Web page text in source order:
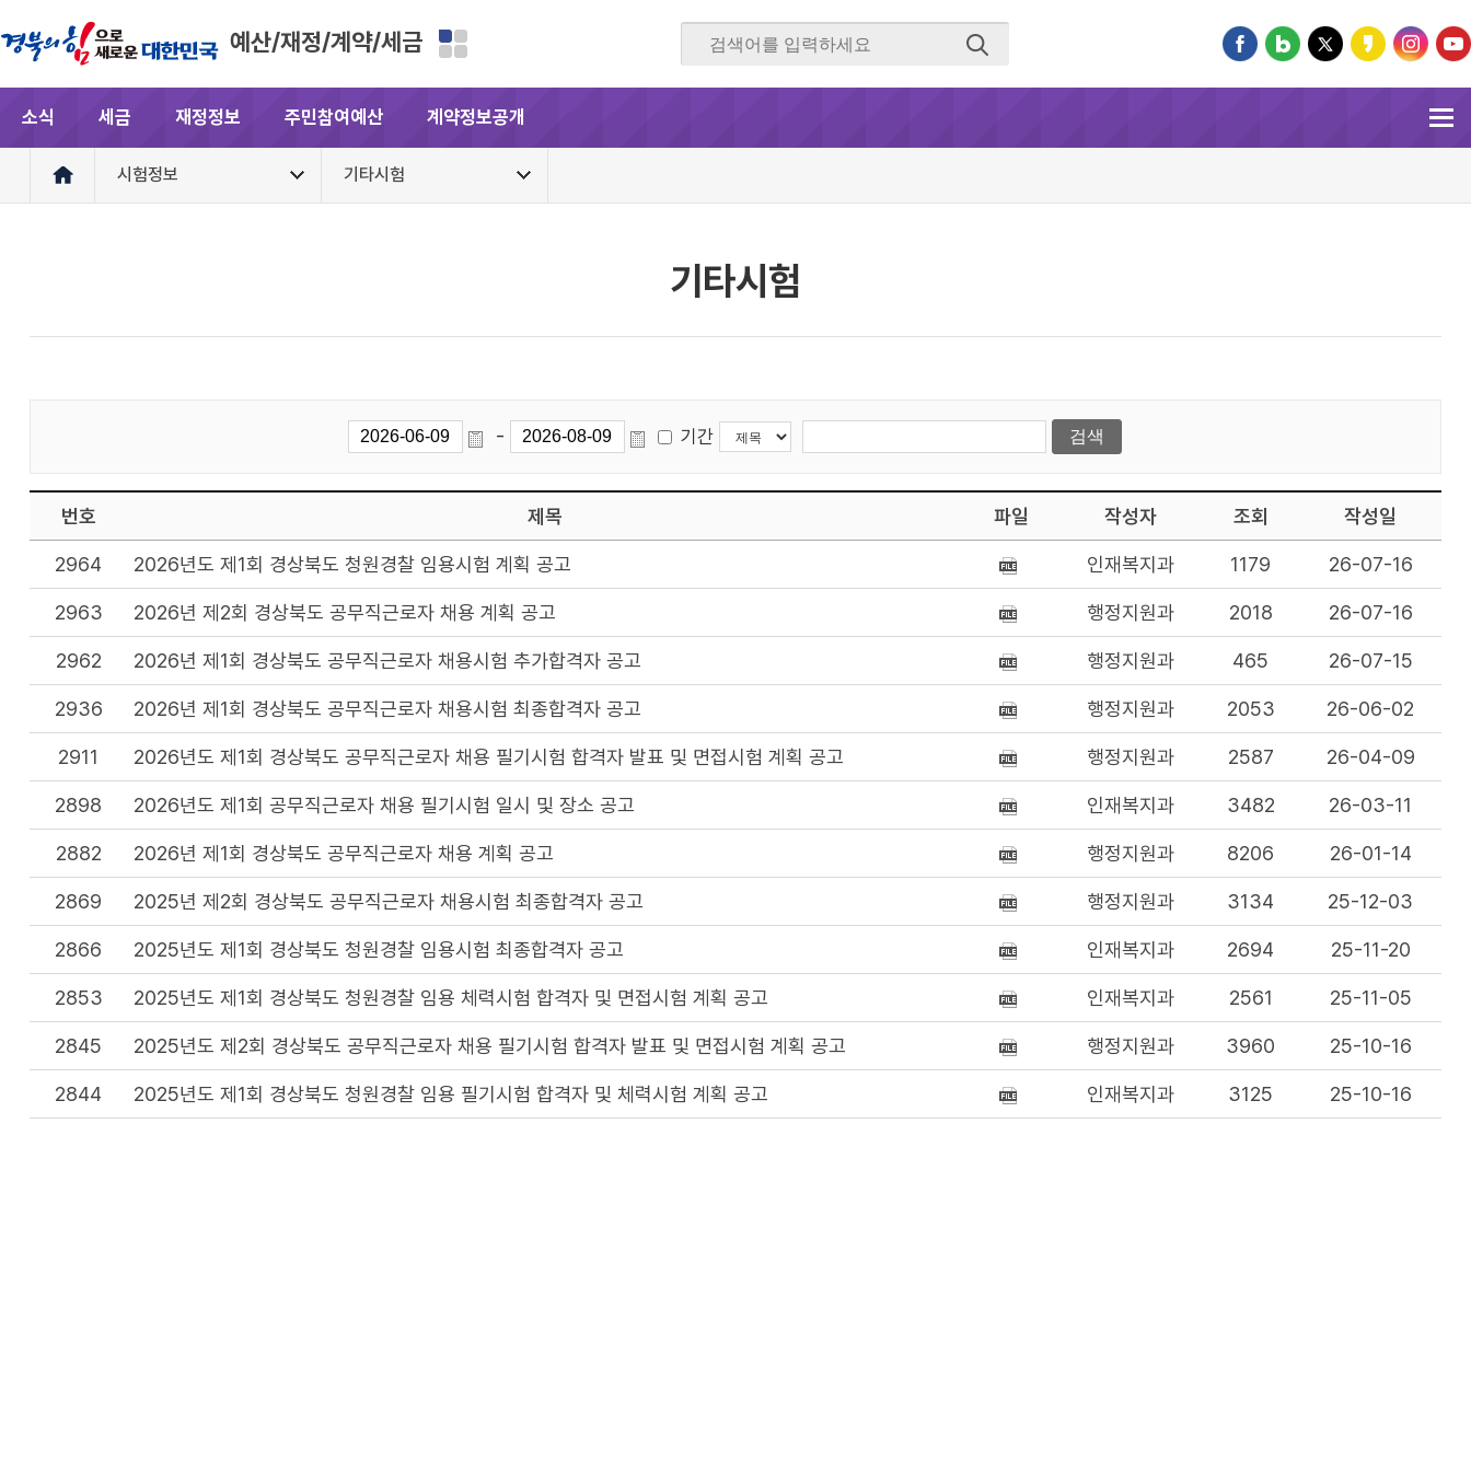
예산/재정/계약/세금
소식 세금 재정정보 주민참여예산 계약정보공개
시험정보 기타시험
기타시험
- 기간
번호 제목 파일 작성자 조회 작성일
2964 2026년도 제1회 경상북도 청원경찰 임용시험 계획 공고 인재복지과 1179 26-07-16
2963 2026년 제2회 경상북도 공무직근로자 채용 계획 공고 행정지원과 2018 26-07-16
2962 2026년 제1회 경상북도 공무직근로자 채용시험 추가합격자 공고 행정지원과 465 26-07-15
2936 2026년 제1회 경상북도 공무직근로자 채용시험 최종합격자 공고 행정지원과 2053 26-06-02
2911 2026년도 제1회 경상북도 공무직근로자 채용 필기시험 합격자 발표 및 면접시험 계획 공고 행정지원과 2587 26-04-09
2898 2026년도 제1회 공무직근로자 채용 필기시험 일시 및 장소 공고 인재복지과 3482 26-03-11
2882 2026년 제1회 경상북도 공무직근로자 채용 계획 공고 행정지원과 8206 26-01-14
2869 2025년 제2회 경상북도 공무직근로자 채용시험 최종합격자 공고 행정지원과 3134 25-12-03
2866 2025년도 제1회 경상북도 청원경찰 임용시험 최종합격자 공고 인재복지과 2694 25-11-20
2853 2025년도 제1회 경상북도 청원경찰 임용 체력시험 합격자 및 면접시험 계획 공고 인재복지과 2561 25-11-05
2845 2025년도 제2회 경상북도 공무직근로자 채용 필기시험 합격자 발표 및 면접시험 계획 공고 행정지원과 3960 25-10-16
2844 2025년도 제1회 경상북도 청원경찰 임용 필기시험 합격자 및 체력시험 계획 공고 인재복지과 3125 25-10-16